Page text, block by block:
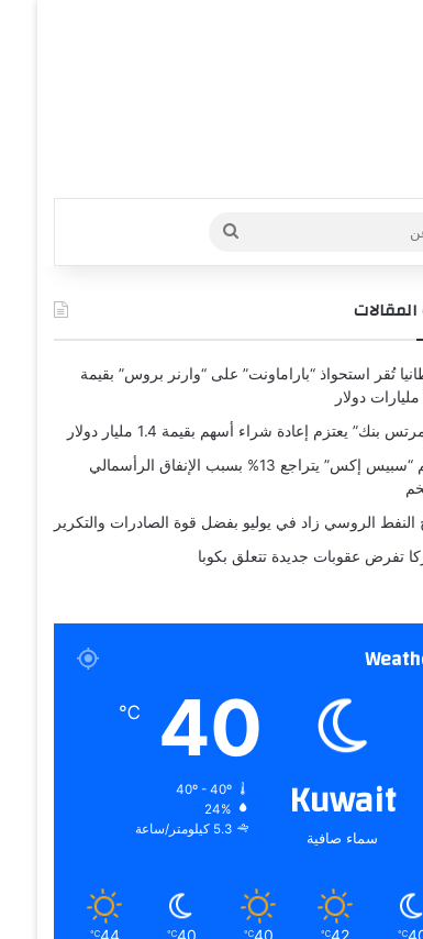
بحث
عن
تُقر استحواذ “باراماونت” على “وارنر بروس” بقيمة
بنك” يعتزم إعادة شراء أسهم بقيمة 1.4 مليار دولار
سهم “سبيس إكس” يتراجع 13% بسبب الإنفاق الرأسمالي
النفط الروسي زاد في يوليو بفضل قوة الصادرات والتكرير
تفرض عقوبات جديدة تتعلق بكوبا
Kuwait
سماء صافية
40
℃
40º - 40º
24%
5.3 كيلومتر/ساعة
℃
42
℃
40
℃
40
℃
44
℃